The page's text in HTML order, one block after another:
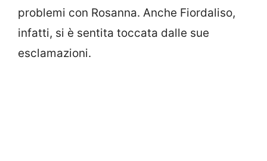
problemi con Rosanna. Anche Fiordaliso,
infatti, si è sentita toccata dalle sue
esclamazioni.